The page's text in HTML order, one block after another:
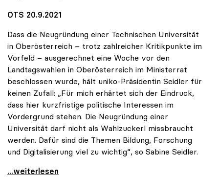
OTS 20.9.2021
Dass die Neugründung einer Technischen Universität
in Oberösterreich – trotz zahlreicher Kritikpunkte im
Vorfeld – ausgerechnet eine Woche vor den
Landtagswahlen in Oberösterreich im Ministerrat
beschlossen wurde, hält uniko-Präsidentin Seidler für
keinen Zufall: „Für mich erhärtet sich der Eindruck,
dass hier kurzfristige politische Interessen im
Vordergrund stehen. Die Neugründung einer
Universität darf nicht als Wahlzuckerl missbraucht
werden. Dafür sind die Themen Bildung, Forschung
und Digitalisierung viel zu wichtig“, so Sabine Seidler.
uniko-Präsidentin zur TU OÖ: „Völlig
...weiterlesen